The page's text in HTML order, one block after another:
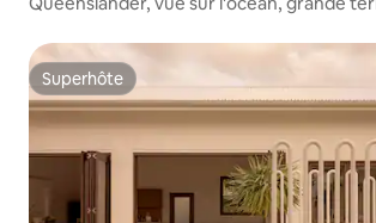
Superhôte
Superhôte